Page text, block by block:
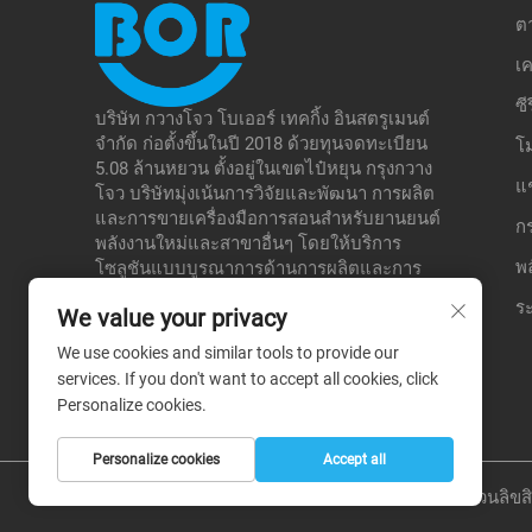
บริษัท กวางโจว โบเออร์ เทคกิ้ง อินสตรูเมนต์
จำกัด ก่อตั้งขึ้นในปี 2018 ด้วยทุนจดทะเบียน
5.08 ล้านหยวน ตั้งอยู่ในเขตไป๋หยุน กรุงกวาง
โจว บริษัทมุ่งเน้นการวิจัยและพัฒนา การผลิต
และการขายเครื่องมือการสอนสำหรับยานยนต์
พลังงานใหม่และสาขาอื่นๆ โดยให้บริการ
โซลูชันแบบบูรณาการด้านการผลิตและการ
ต่างๆ เป็นต้น ซึ่งช่วยสร้างข้อได้เปรียบเชิงความ
แตกต่างในตลาดเฉพาะทางของตนเอง
ต
เ
ซี
โ
แ
ก
พ
ร
สงวนลิ
We value your privacy
We use cookies and similar tools to provide our
services. If you don't want to accept all cookies, click
Personalize cookies.
Personalize cookies Accept all